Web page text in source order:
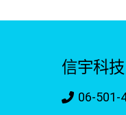
信宇科技
06-501-